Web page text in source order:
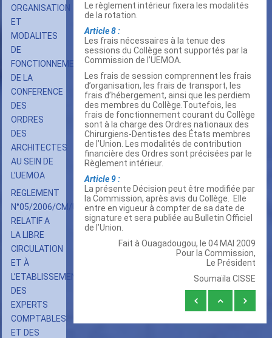
ORGANISATION
ET
MODALITES
DE
FONCTIONNEMENT
DE LA
CONFERENCE
DES
ORDRES
DES
ARCHITECTES
AU SEIN DE
L’UEMOA
REGLEMENT
N°05/2006/CM/UEMOA
RELATIF A
LA LIBRE
CIRCULATION
ET À
L’ETABLISSEMENT
DES
EXPERTS
COMPTABLES
ET DES
Le règlement intérieur fixera les modalités
de la rotation.
Article 8 :
Les frais nécessaires à la tenue des
sessions du Collège sont supportés par la
Commission de l’UEMOA.
Les frais de session comprennent les frais
d’organisation, les frais de transport, les
frais d’hébergement, ainsi que les perdiem
des membres du Collège.Toutefois, les
frais de fonctionnement courant du Collège
sont à la charge des Ordres nationaux des
Chirurgiens-Dentistes des États membres
de l’Union. Les modalités de contribution
financière des Ordres sont précisées par le
Règlement intérieur.
Article 9 :
La présente Décision peut être modifiée par
la Commission, après avis du Collège. Elle
entre en vigueur à compter de sa date de
signature et sera publiée au Bulletin Officiel
de l’Union.
Fait à Ouagadougou, le 04 MAI 2009
Pour la Commission,
Le Président
Soumaïla CISSE
transversaux